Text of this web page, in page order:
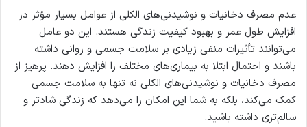
عدم مصرف دخانیات و نوشیدنی‌های الکلی از عوامل بسیار مؤثر در
افزایش طول عمر و بهبود کیفیت زندگی هستند. این دو عامل
می‌توانند تأثیرات منفی زیادی بر سلامت جسمی و روانی داشته
باشند و احتمال ابتلا به بیماری‌های مختلف را افزایش دهند. پرهیز از
مصرف دخانیات و نوشیدنی‌های الکلی نه تنها به سلامت جسمی
کمک می‌کند، بلکه به شما این امکان را می‌دهد که زندگی شادتر و
سالم‌تری داشته باشید.